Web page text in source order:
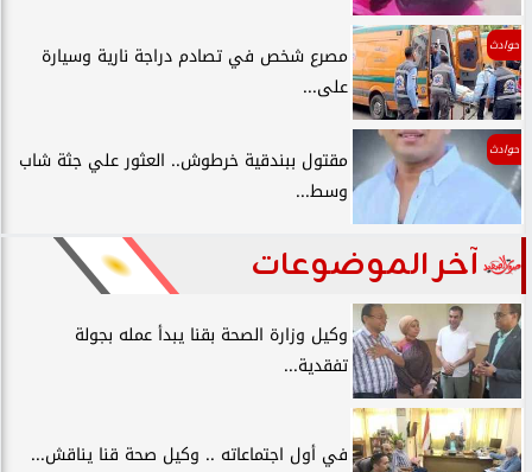
حوادث
مصرع شخص في تصادم دراجة نارية وسيارة
على...
حوادث
مقتول ببندقية خرطوش.. العثور علي جثة شاب
وسط...
آخر الموضوعات
وكيل وزارة الصحة بقنا يبدأ عمله بجولة
تفقدية...
في أول اجتماعاته .. وكيل صحة قنا يناقش...